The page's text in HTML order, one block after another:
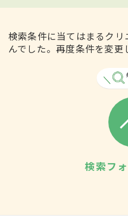
検索条件に当てはまるク
んでした。再度条件を変更
検索フ